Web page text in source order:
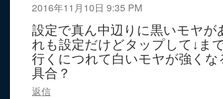
2016年11月10日 9:35 PM
設定で真ん中辺りに黒いモヤが
れも設定だけどタップして↓ま
行くにつれて白いモヤが強く
具合？
返信